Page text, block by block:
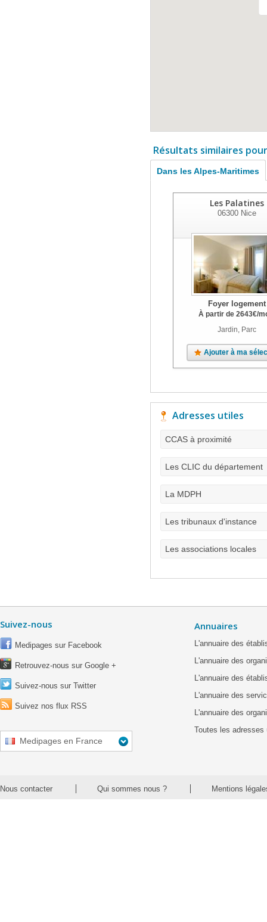
Résultats similaires
Dans les Alpes-Maritimes
Les Palatines
06300 Nice
Foyer logement
À partir de 2643€/
Jardin, Parc
Ajouter à ma
Adresses utiles
CCAS à proximité
Les CLIC du département
La MDPH
Les tribunaux d'instance
Les associations locales
Suivez-nous
Medipages sur Facebook
Retrouvez-nous sur Google +
Suivez-nous sur Twitter
Suivez nos flux RSS
Medipages en France
Annuaires
L'annuaire des
L'annuaire des
L'annuaire des
L'annuaire des
L'annuaire des
Toutes les adresses
Nous contacter Qui sommes nous ? Mentions